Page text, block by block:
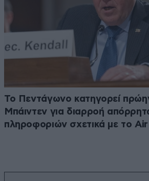
Το Πεντάγωνο κατηγορεί
Μπάιντεν για διαρροή
πληροφοριών σχετικά με το